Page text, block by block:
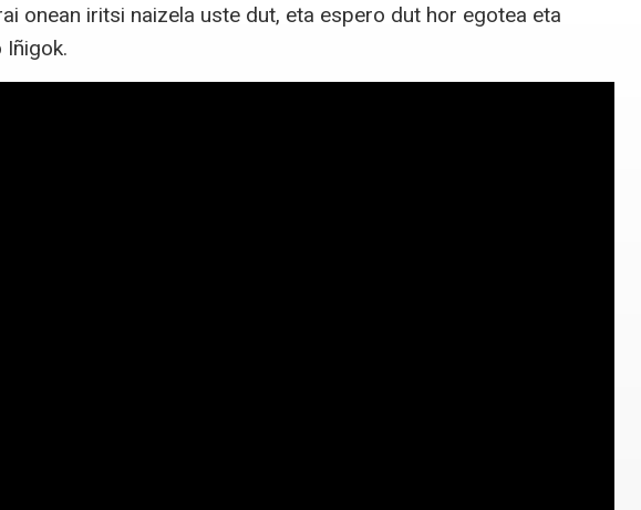
onean iritsi naizela uste dut, eta espero dut hor egotea eta
Iñigok.